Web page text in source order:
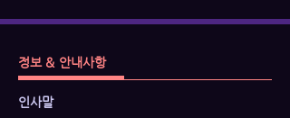
정보 & 안내사항
인사말